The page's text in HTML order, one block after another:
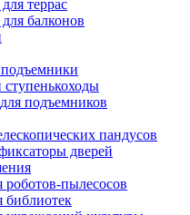
террас
балконов
подъемников
пандусов
дверей
пылесосов
библиотек